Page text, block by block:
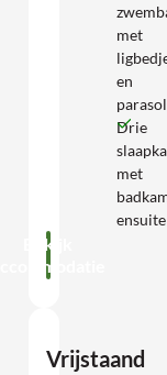
met
en
Drie
met
ensuite
Bekijk
accommodatie
Vrijstaand